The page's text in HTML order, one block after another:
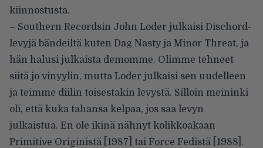
kiinnostusta.
– Southern Recordsin John Loder julkaisi Dischord-
levyjä bändeiltä kuten Dag Nasty ja Minor Threat, ja
hän halusi julkaista demomme. Olimme tehneet
siitä jo vinyylin, mutta Loder julkaisi sen uudelleen
ja teimme diilin toisestakin levystä. Silloin meininki
oli, että kuka tahansa kelpaa, jos saa levyn
julkaistua. En ole ikinä nähnyt kolikkoakaan
Primitive Originistä [1987] tai Force Fedistä [1988].